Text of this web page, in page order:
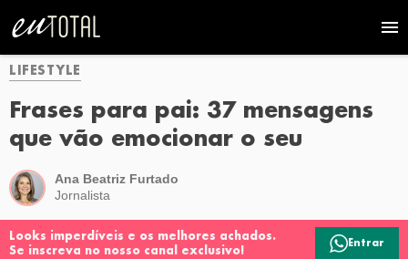
LIFESTYLE
Frases para pai: 37 mensagens
que vão emocionar o seu
Ana Beatriz Furtado
Jornalista
Looks imperdíveis e os melhores achados.
Se inscreva no nosso canal exclusivo!
Entrar